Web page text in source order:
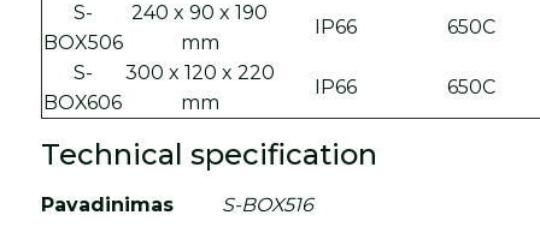
S-
BOX506
240 x 90 x 190
mm
IP66
650C
S-
BOX606
300 x 120 x 220
mm
IP66 650C
Technical specification
Pavadinimas S-BOX516